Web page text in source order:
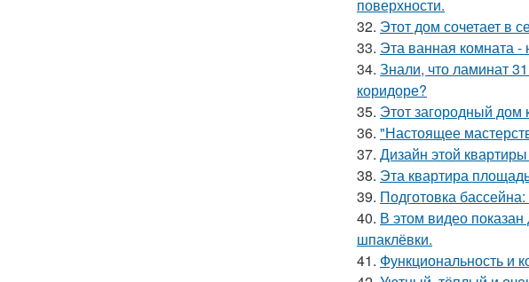
поверхности.
32. Этот дом сочетает в
33. Эта ванная комната -
34. Знали, что ламинат
коридоре?
35. Этот загородный дом
36. "Настоящее
37. Дизайн этой
38. Эта квартира
39. Подготовка
40. В этом видео
шпаклёвки.
41. Функциональность и